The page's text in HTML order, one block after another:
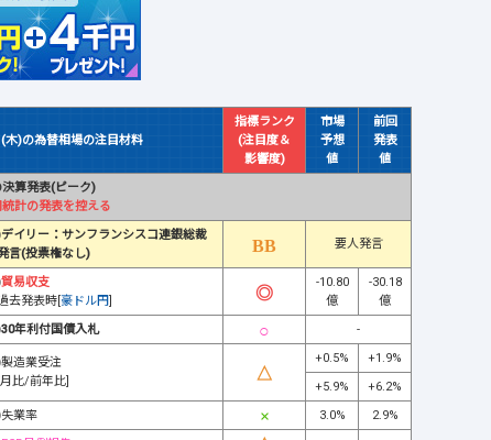
木)の為替相場の注目材料
指標ランク
(注目度＆
影響度)
市場
予想
値
前回
発表
値
算発表(ピーク)
計の発表を控える
イリー：サンフランシスコ連銀総裁
言(投票権なし)
要人発言
貿易収支
去発表時[豪ドル円]
-10.80
億
-30.18
億
年利付国債入札 -
製造業受注
比/前年比]
+0.5%
+1.9%
+5.9%
+6.2%
失業率 3.0%
2.9%